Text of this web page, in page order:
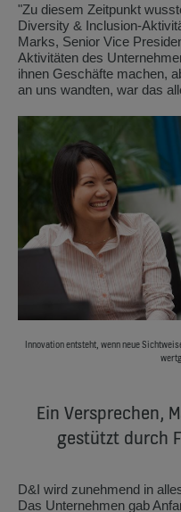
"Zu diesem Zeitpunkt
Diversity & Inclusion-
Marks, Senior Vice
Aktivitäten des
ihnen Geschäfte machen,
an uns wandten, war das
Innovation entsteht, wenn neue
Ein Versprechen,
gestützt durch
D&I wird zunehmend in
Das Unternehmen gab